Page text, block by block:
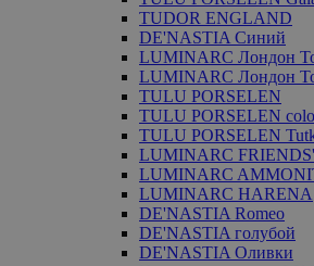
TUDOR ENGLAND
DE'NASTIA Синий
LUMINARC Лондон
LUMINARC Лондон
TULU PORSELEN
TULU PORSELEN
TULU PORSELEN
LUMINARC
LUMINARC
LUMINARC HARENA
DE'NASTIA Romeo
DE'NASTIA голубой
DE'NASTIA Оливки